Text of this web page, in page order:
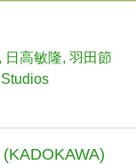
日高敏隆 羽田節